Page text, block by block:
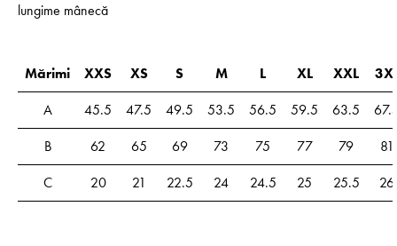
lungime mânecă
Mărimi XXS XS S M L XL XXL
A
45.5 47.5 49.5 53.5 56.5 59.5 63.5
B
62 65 69 73 75 77 79
81
C
20 21 22.5 24 24.5 25 25.5 26